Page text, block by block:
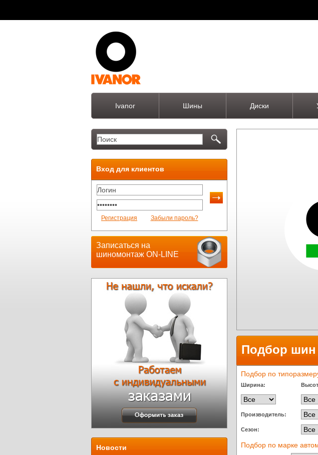
Ivanor Шины Диски
Вход для клиентов
Регистрация Забыли пароль?
Записаться на
шиномонтаж ON-LINE
Новости
Подбор шин
Подбор по
Ширина:
Производитель:
Сезон:
Подбор по марке